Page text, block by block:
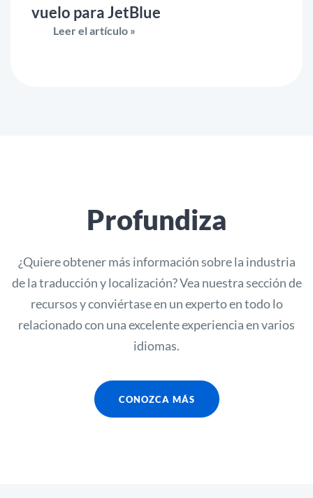
vuelo para JetBlue
Leer el artículo »
Profundiza
¿Quiere obtener más información sobre la industria
de la traducción y localización? Vea nuestra sección de
recursos y conviértase en un experto en todo lo
relacionado con una excelente experiencia en varios
idiomas.
CONOZCA MÁS